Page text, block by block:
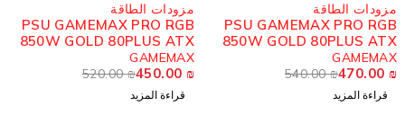
مزودات الطاقة
PSU GAMEMAX PRO RGB
850W GOLD 80PLUS ATX
3.1 WH
GAMEMAX
540.00₪470.00
قراءة المزيد
مزودات الطاقة
PSU GAMEMAX PRO RGB
850W GOLD 80PLUS ATX
3.1 BK
GAMEMAX
520.00₪450.00
قراءة المزيد